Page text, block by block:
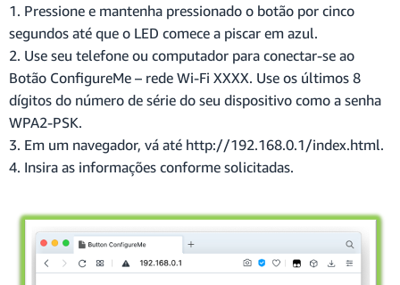
1. Pressione e mantenha pressionado o botão por cinco
segundos até que o LED comece a piscar em azul.
2. Use seu telefone ou computador para conectar-se ao
Botão ConfigureMe – rede Wi-Fi XXXX. Use os últimos 8
dígitos do número de série do seu dispositivo como a senha
WPA2-PSK.
3. Em um navegador, vá até http://192.168.0.1/index.html.
4. Insira as informações conforme solicitadas.